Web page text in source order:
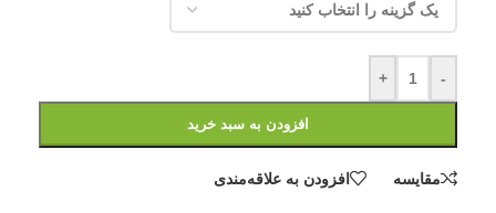
-
+
افزودن به سبد خرید
مقایسه افزودن به علاقه‌مندی